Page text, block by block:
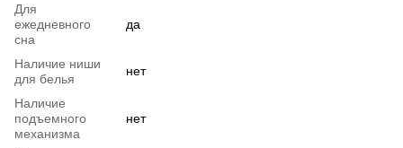
Для
ежедневного
сна
да
Наличие ниши
для белья
нет
Наличие
подъемного
механизма
нет